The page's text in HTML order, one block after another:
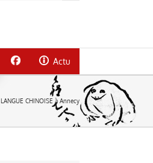
Actu
LANGUE CHINOISE à Annecy